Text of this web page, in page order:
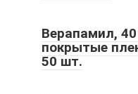
Верапамил,
покрытые
50 шт.